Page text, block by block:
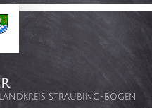
STRAUBING-BOGEN